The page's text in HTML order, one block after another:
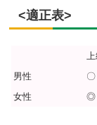
<適正表>
男性
〇
女性
◎